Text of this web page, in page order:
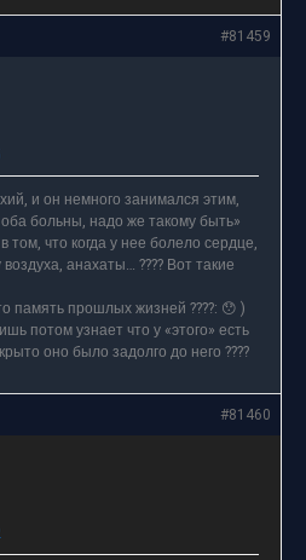
#81459
и он немного занимался этим,
больны, надо же такому быть»
том, что когда у нее болело сердце,
анахаты… ???? Вот такие
память прошлых жизней ????: 😯 )
потом узнает что у «этого» есть
оно было задолго до него ????
#81460